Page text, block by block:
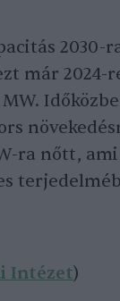
2030-
már
ra nőtt,
Intézet)